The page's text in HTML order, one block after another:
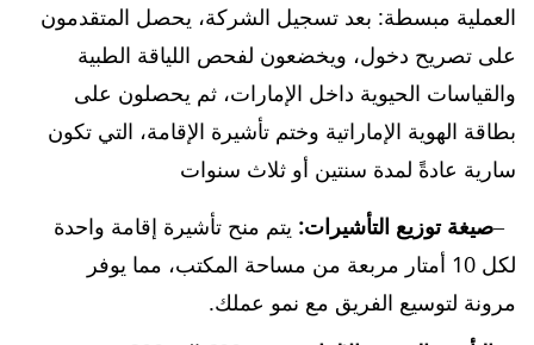
العملية مبسطة: بعد تسجيل الشركة، يحصل المتقدمون
على تصريح دخول، ويخضعون لفحص اللياقة الطبية
والقياسات الحيوية داخل الإمارات، ثم يحصلون على
بطاقة الهوية الإماراتية وختم تأشيرة الإقامة، التي تكون
سارية عادةً لمدة سنتين أو ثلاث سنوات
صيغة توزيع التأشيرات: يتم منح تأشيرة إقامة واحدة
لكل 10 أمتار مربعة من مساحة المكتب، مما يوفر
مرونة لتوسيع الفريق مع نمو عملك.